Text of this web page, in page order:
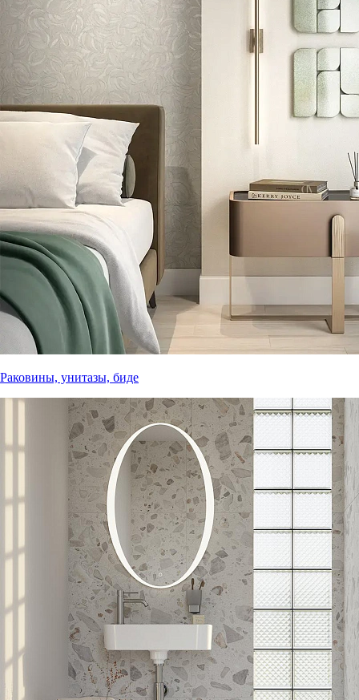
Раковины, унитазы, биде